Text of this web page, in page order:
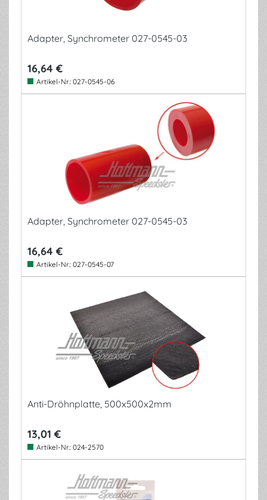
Adapter, Synchrometer 027-0545-03
16,64 €
Artikel-Nr.: 027-0545-06
Adapter, Synchrometer 027-0545-03
16,64 €
Artikel-Nr.: 027-0545-07
Anti-Dröhnplatte, 500x500x2mm
13,01 €
Artikel-Nr.: 024-2570